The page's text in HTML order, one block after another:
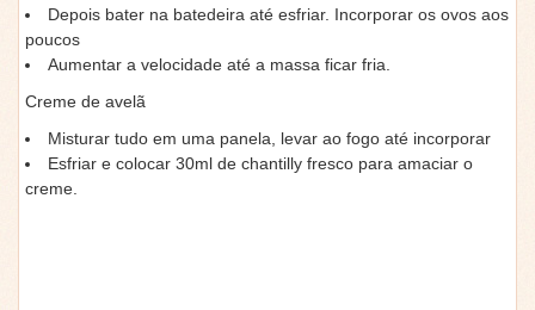
Depois bater na batedeira até esfriar. Incorporar os ovos aos
poucos
Aumentar a velocidade até a massa ficar fria.
Creme de avelã
Misturar tudo em uma panela, levar ao fogo até incorporar
Esfriar e colocar 30ml de chantilly fresco para amaciar o
creme.